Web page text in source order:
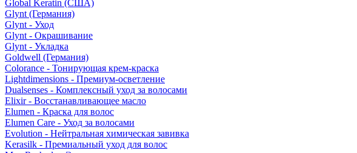
Global Keratin (США)
Glynt (Германия)
Glynt - Уход
Glynt - Окрашивание
Glynt - Укладка
Goldwell (Германия)
Colorance - Тонирующая крем-краска
Lightdimensions - Премиум-осветление
Dualsenses - Комплексный уход за волосами
Elixir - Восстанавливающее масло
Elumen - Краска для волос
Elumen Care - Уход за волосами
Evolution - Нейтральная химическая завивка
Kerasilk - Премиальный уход для волос